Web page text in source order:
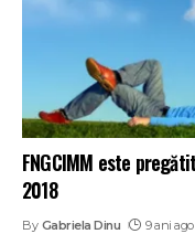
FNGCIMM este
2018
By Gabriela Dinu 9 ani ago